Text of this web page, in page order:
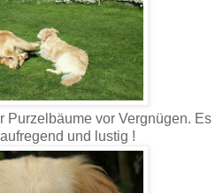
Purzelbäume vor Vergnügen. Es
und lustig !